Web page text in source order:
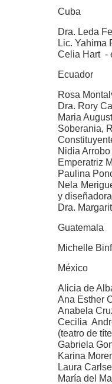
Cuba
Dra. Leda
Lic. Yahima
Celia Hart -
Ecuador
Rosa
Dra. Rory
Maria
Soberania,
Nidia
Emperatriz
Paulina
Nela
y
Dra.
Guatemala
Michelle
México
Alicia de
Ana Esther
Anabela
Cecilia
(teatro de
Gabriela
Karina
Laura
María del